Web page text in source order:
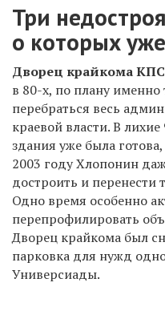
Три
о которых
Дворец крайкома
в 80-х, по плану
перебраться весь
краевой власти. В
здания уже была
2003 году Хлопонин
достроить и
Одно время особенно
перепрофилировать
Дворец крайкома был
парковка для нужд
Универсиады.